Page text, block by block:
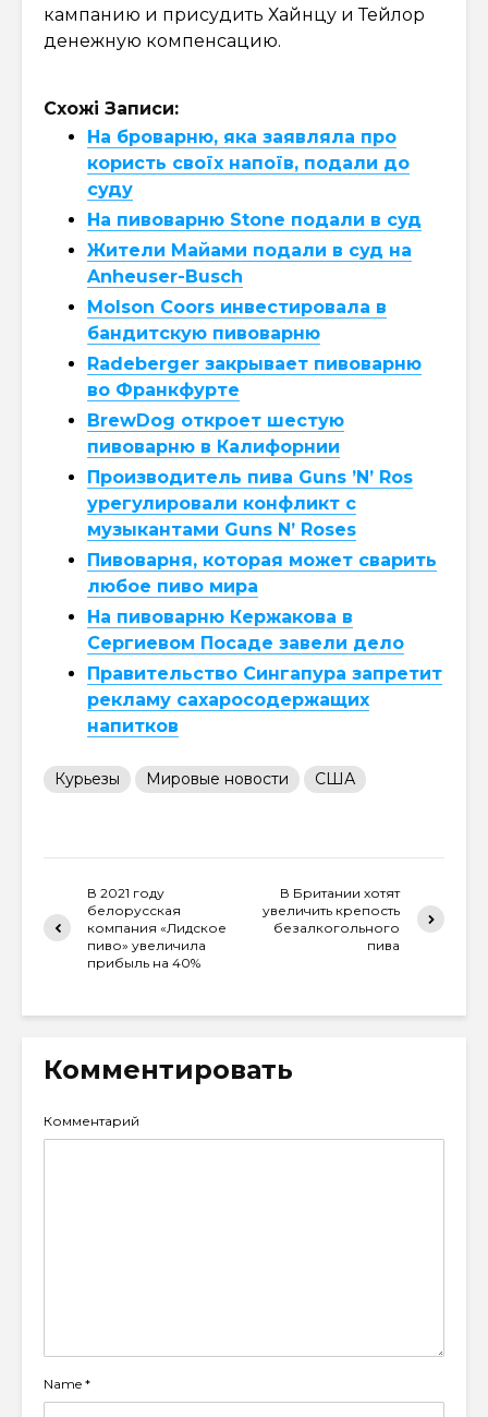
кампанию и присудить Хайнцу и Тейлор
денежную компенсацию.
Схожі Записи:
На броварню, яка заявляла про
користь своїх напоїв, подали до
суду
На пивоварню Stone подали в суд
Жители Майами подали в суд на
Anheuser-Busch
Molson Coors инвестировала в
бандитскую пивоварню
Radeberger закрывает пивоварню
во Франкфурте
BrewDog откроет шестую
пивоварню в Калифорнии
Производитель пива Guns ’N’ Ros
урегулировали конфликт с
музыкантами Guns N’ Roses
Пивоварня, которая может сварить
любое пиво мира
На пивоварню Кержакова в
Сергиевом Посаде завели дело
Правительство Сингапура запретит
рекламу сахаросодержащих
напитков
Курьезы Мировые новости США
В 2021 году
белорусская
компания «Лидское
пиво» увеличила
прибыль на 40%
В Британии хотят
увеличить крепость
безалкогольного
пива
Комментировать
Комментарий
Name *